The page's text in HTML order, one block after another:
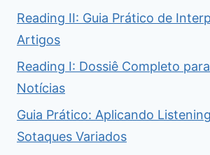
Reading II: Guia Prático de
Artigos
Reading I: Dossiê Completo
Notícias
Guia Prático: Aplicando
Sotaques Variados